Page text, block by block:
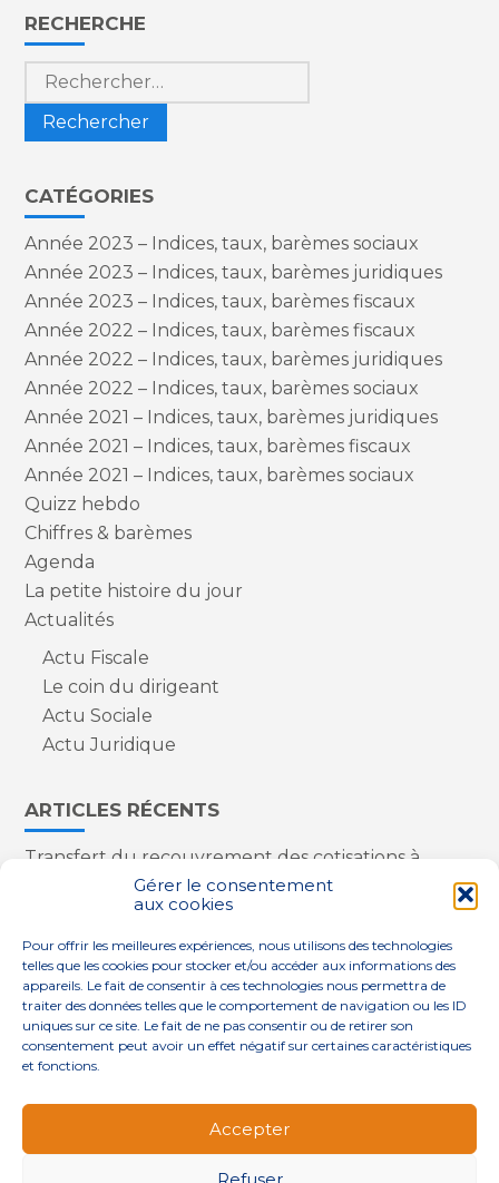
Gérer le consentement
aux cookies
Pour offrir les meilleures expériences, nous utilisons des technologies
telles que les cookies pour stocker et/ou accéder aux informations des
appareils. Le fait de consentir à ces technologies nous permettra de
traiter des données telles que le comportement de navigation ou les ID
uniques sur ce site. Le fait de ne pas consentir ou de retirer son
consentement peut avoir un effet négatif sur certaines caractéristiques
et fonctions.
Accepter
Refuser
Blog
sidebar
RECHERCHE
Rechercher :
CATÉGORIES
Année 2023 – Indices, taux, barèmes sociaux
Année 2023 – Indices, taux, barèmes juridiques
Année 2023 – Indices, taux, barèmes fiscaux
Année 2022 – Indices, taux, barèmes fiscaux
Année 2022 – Indices, taux, barèmes juridiques
Année 2022 – Indices, taux, barèmes sociaux
Année 2021 – Indices, taux, barèmes juridiques
Année 2021 – Indices, taux, barèmes fiscaux
Année 2021 – Indices, taux, barèmes sociaux
Quizz hebdo
Chiffres & barèmes
Agenda
La petite histoire du jour
Actualités
Actu Fiscale
Le coin du dirigeant
Actu Sociale
Actu Juridique
ARTICLES RÉCENTS
Transfert du recouvrement des cotisations à
l’Urssaf : des nouveautés
Appareils reconditionnés : annulation de la
Contrôle de la qualité de l’air dans les ERP
Industriels : le point sur les dernières évolutions
réglementaires
Footer QUI SOMMES-NOUS ?
NOS SOLUTIONS
ACTUALITÉS CONTACT